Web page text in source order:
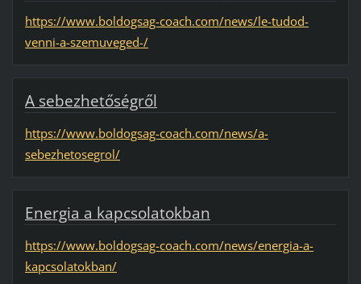
https://www.boldogsag-coach.com/news/le-tudod-
venni-a-szemuveged-/
A sebezhetőségről
https://www.boldogsag-coach.com/news/a-
sebezhetosegrol/
Energia a kapcsolatokban
https://www.boldogsag-coach.com/news/energia-a-
kapcsolatokban/